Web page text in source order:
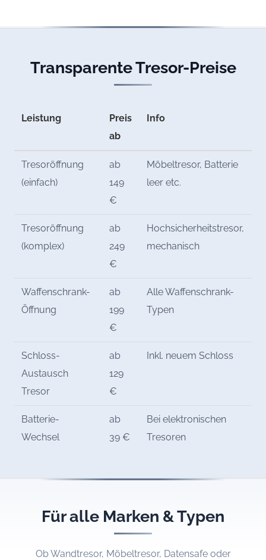
Transparente Tresor-Preise
Leistung
Preis
ab
Info
Tresoröffnung
(einfach)
ab
149
€
Möbeltresor, Batterie
leer etc.
Tresoröffnung
(komplex)
ab
249
€
Hochsicherheitstresor,
mechanisch
Waffenschrank-
Öffnung
ab
199
€
Alle Waffenschrank-
Typen
Schloss-
Austausch
Tresor
ab
129
€
Inkl. neuem Schloss
Batterie-
Wechsel
ab
39 €
Bei elektronischen
Tresoren
Für alle Marken & Typen
Ob Wandtresor, Möbeltresor, Datensafe oder